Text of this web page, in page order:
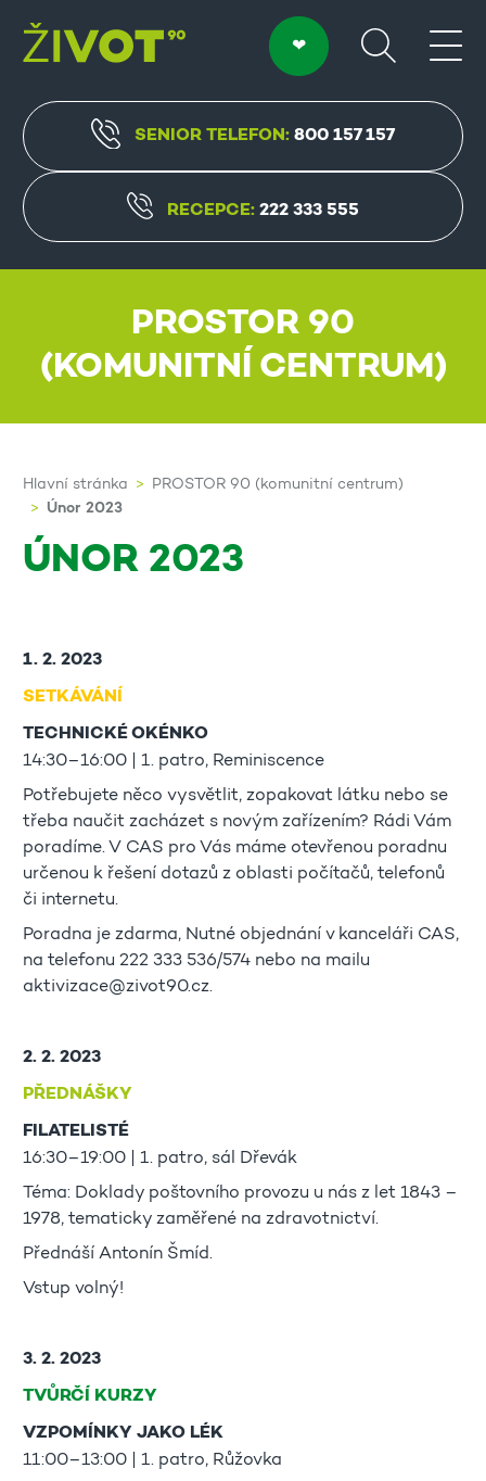
SENIOR TELEFON:800 157 157
RECEPCE:222 333 555
PROSTOR 90
(KOMUNITNÍ CENTRUM)
Hlavní stránka PROSTOR 90 (komunitní centrum)
Únor 2023
ÚNOR 2023
1. 2. 2023
SETKÁVÁNÍ
TECHNICKÉ OKÉNKO
14:30–16:00 | 1. patro, Reminiscence
Potřebujete něco vysvětlit, zopakovat látku nebo se
třeba naučit zacházet s novým zařízením? Rádi Vám
poradíme. V CAS pro Vás máme otevřenou poradnu
určenou k řešení dotazů z oblasti počítačů, telefonů
či internetu.
Poradna je zdarma, Nutné objednání v kanceláři CAS,
na telefonu 222 333 536/574 nebo na mailu
aktivizace@zivot90.cz.
2. 2. 2023
PŘEDNÁŠKY
FILATELISTÉ
16:30–19:00 | 1. patro, sál Dřevák
Téma: Doklady poštovního provozu u nás z let 1843 –
1978, tematicky zaměřené na zdravotnictví.
Přednáší Antonín Šmíd.
Vstup volný!
3. 2. 2023
TVŮRČÍ KURZY
VZPOMÍNKY JAKO LÉK
11:00–13:00 | 1. patro, Růžovka